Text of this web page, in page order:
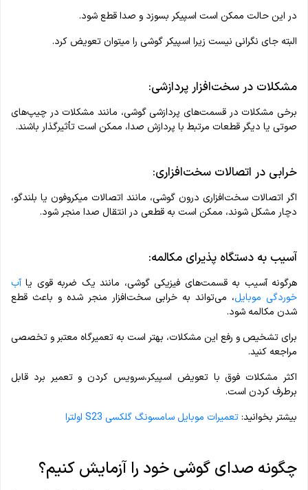
در این حالت ممکن است اسپیکر بسوزد و صدا قطع شود.
البته جای نگرانی نیست زیرا اسپیکر گوشی را میتوان تعویض کرد.
مشکلات در سخت‌افزار پردازشی:
برخی مشکلات در قسمت‌های پردازشی گوشی، مانند مشکلات در چیپ‌های
صوتی یا دیگر قطعات مرتبط با پردازش صدا، ممکن است تأثیرگذار باشند.
خرابی در اتصالات سخت‌افزاری:
اگر اتصالات سخت‌افزاری درون گوشی، مانند اتصالات میکروفون یا بلندگو،
دچار مشکل شوند، ممکن است به قطعی در انتقال صدا منجر شود.
آسیب به دستگاه پذیرای مکالمه:
هرگونه آسیب به قسمت‌های فیزیکی گوشی، مانند یک ضربه قوی یاآب‌
خوردگی موبایل، می‌تواند به خرابی سخت‌افزار منجر شده و باعث قطع
شدن مکالمه شود.
برای تشخیص و رفع این مشکلات، بهتر است به تعمیرگاه معتبر و تخصصی
مراجعه کنید.
اکثر مشکلات فوق با تعویض اسپیکر،سرویس کردن و تعمیر برد قابل
برطرف کردن است.
بیشتر بخوانید:تعمیرات موبایل سامسونگ گلکسی S23 اولترا
چگونه صدای گوشی خود را آزمایش کنیم؟